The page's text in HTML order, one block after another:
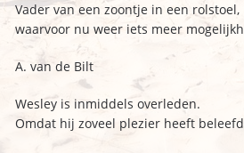
Vader van een zoontje in een rolstoel,
waarvoor nu weer iets meer
A. van de Bilt
Wesley is inmiddels overleden.
Omdat hij zoveel plezier heeft